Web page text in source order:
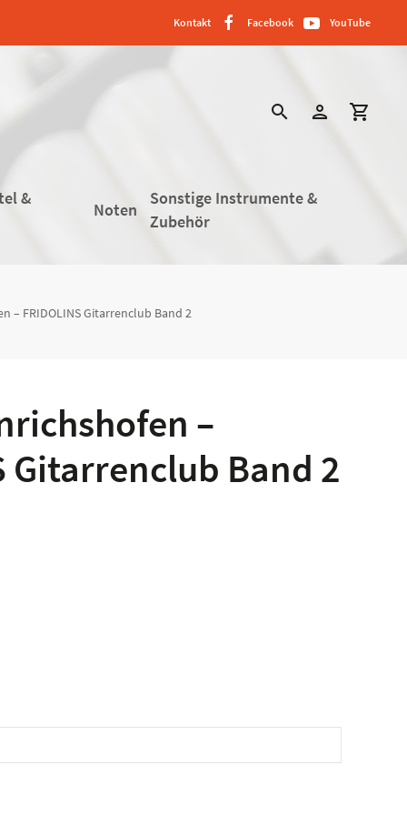
Kontakt Facebook YouTube
search person shopping_cart
&
Noten
Sonstige Instrumente &
Zubehör
– FRIDOLINS Gitarrenclub Band 2
–
Gitarrenclub Band 2